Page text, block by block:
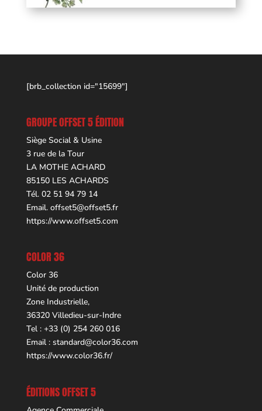
[brb_collection id="15699"]
GROUPE OFFSET 5 ÉDITION
Siège Social & Usine
3 rue de la Tour
LA MOTHE ACHARD
85150 LES ACHARDS
Tél. 02 51 94 79 14
Email. offset5@offset5.fr
https://www.offset5.com
COLOR 36
Color 36
Unité de production
Zone Industrielle,
36320 Villedieu-sur-Indre
Tel : +33 (0) 254 260 016
Email : standard@color36.com
https://www.color36.fr/
ÉDITIONS OFFSET 5